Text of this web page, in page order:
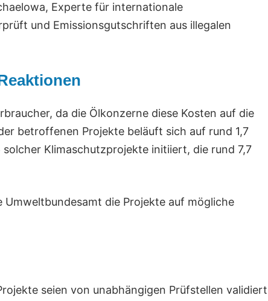
Experte für internationale
und Emissionsgutschriften aus illegalen
da die Ölkonzerne diese Kosten auf die
betroffenen Projekte beläuft sich auf rund 1,7
Klimaschutzprojekte initiiert, die rund 7,7
die Projekte auf mögliche
seien von unabhängigen Prüfstellen validiert